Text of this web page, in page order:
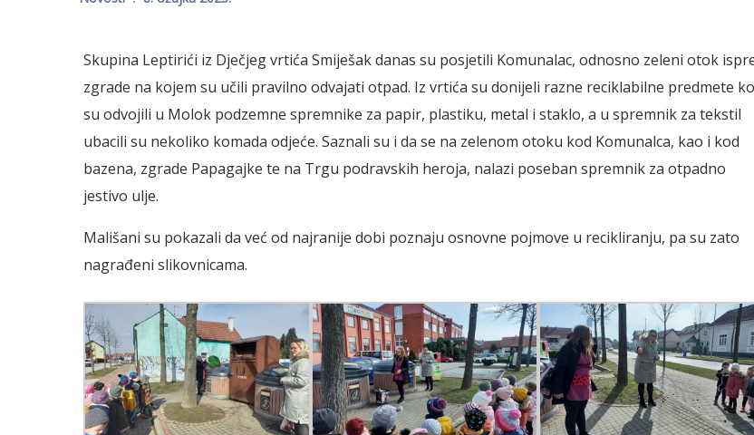
Skupina Leptirići iz Dječjeg vrtića Smiješak danas su posjetili Komunalac, odnosno zeleni otok
zgrade na kojem su učili pravilno odvajati otpad. Iz vrtića su donijeli razne reciklabilne predmete
su odvojili u Molok podzemne spremnike za papir, plastiku, metal i staklo, a u spremnik za tekstil
ubacili su nekoliko komada odjeće. Saznali su i da se na zelenom otoku kod Komunalca, kao i kod
bazena, zgrade Papagajke te na Trgu podravskih heroja, nalazi poseban spremnik za otpadno
jestivo ulje.
Mališani su pokazali da već od najranije dobi poznaju osnovne pojmove u recikliranju, pa su zato
nagrađeni slikovnicama.